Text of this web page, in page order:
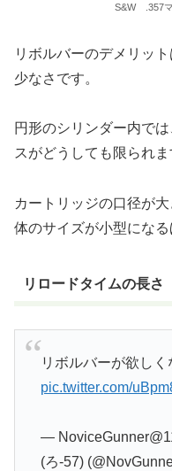
S&W .357
リボルバーのデメリッ
少なさです。
円形のシリンダー内で
スがどうしても限られま
カートリッジの口径が
体のサイズが小型になる
リロードタイムの長さ
リボルバーが欲しく
pic.twitter.com/
—
(ろ-57)